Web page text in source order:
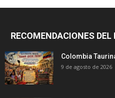
RECOMENDACIONES DEL
Colombia
9 de agosto de 2026